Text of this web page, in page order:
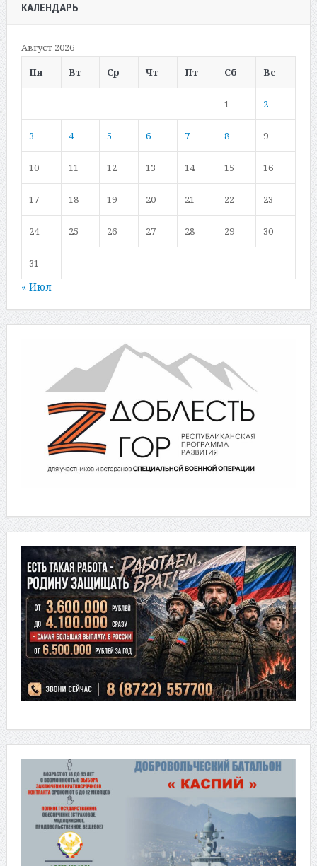
КАЛЕНДАРЬ
Август 2026
Пн
Вт Ср Чт Пт Сб Вс
1 2
3 4 5 6 7 8 9
10 11 12 13 14 15 16
17 18 19 20 21 22 23
24 25 26 27 28 29 30
31
« Июл